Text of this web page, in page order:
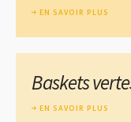
EN SAVOIR PLUS
Baskets
EN SAVOIR PLUS